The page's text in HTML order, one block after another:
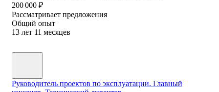
200 000 ₽
Рассматривает предложения
Общий опыт
13 лет 11 месяцев
Руководитель проектов по эксплуатации. Главный